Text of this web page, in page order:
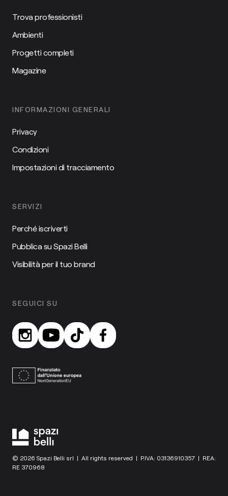
Trova professionisti
Ambienti
Progetti completi
Magazine
INFORMAZIONI GENERALI
Privacy
Condizioni
Impostazioni di tracciamento
SERVIZI
Perché iscriverti
Pubblica su Spazi Belli
Visibilità per il tuo brand
SEGUICI SU
© 2026 Spazi Belli srl | All rights reserved | P.IVA: 03136910357 | REA:
RE 370968